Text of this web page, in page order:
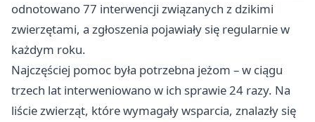
odnotowano 77 interwencji związanych z dzikimi
zwierzętami, a zgłoszenia pojawiały się regularnie w
każdym roku.
Najczęściej pomoc była potrzebna jeżom – w ciągu
trzech lat interweniowano w ich sprawie 24 razy. Na
liście zwierząt, które wymagały wsparcia, znalazły się